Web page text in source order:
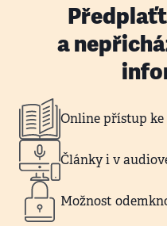
a
Online přístup
Články i v
Možnost